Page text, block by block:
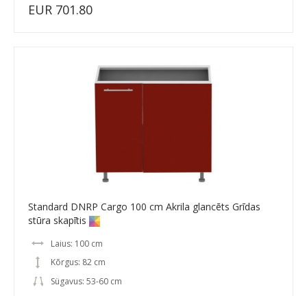
EUR 701.80
Standard DNRP Cargo 100 cm Akrila glancēts Grīdas
stūra skapītis
Laius: 100 cm
Kõrgus: 82 cm
Sügavus: 53-60 cm